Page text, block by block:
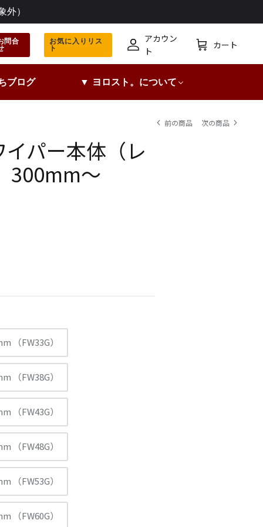
外）
問合 お気に入りリス
ト
ン
アカウン
ト
カ
カート
ブログ ▼ ヨロスト。について
前の商品 次の商品
パー本体（レ
300mm～
（FW33G）
（FW38G）
（FW43G）
（FW48G）
（FW53G）
（FW60G）